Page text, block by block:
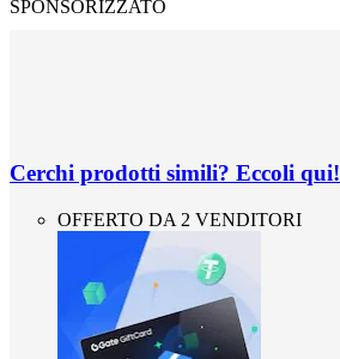
SPONSORIZZATO
Cerchi prodotti simili? Eccoli qui!
OFFERTO DA 2 VENDITORI